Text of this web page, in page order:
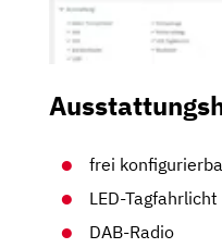
frei
LED-Tagfahrlicht
DAB-Radio